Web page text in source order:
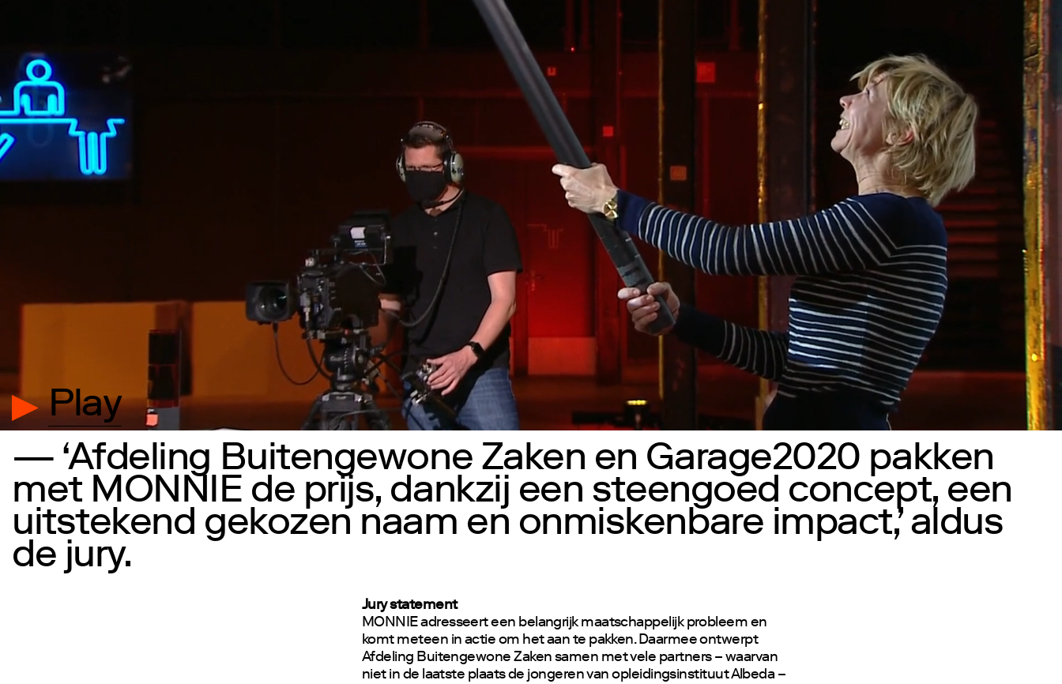
Play
— ‘Afdeling Buitengewone Zaken en Garage2020 pakken
met MONNIE de prijs, dankzij een steengoed concept, een
uitstekend gekozen naam en onmiskenbare impact,’ aldus
de jury.
Jury statement
MONNIE adresseert een belangrijk maatschappelijk probleem en
komt meteen in actie om het aan te pakken. Daarmee ontwerpt
Afdeling Buitengewone Zaken samen met vele partners – waarvan
niet in de laatste plaats de jongeren van opleidingsinstituut Albeda –